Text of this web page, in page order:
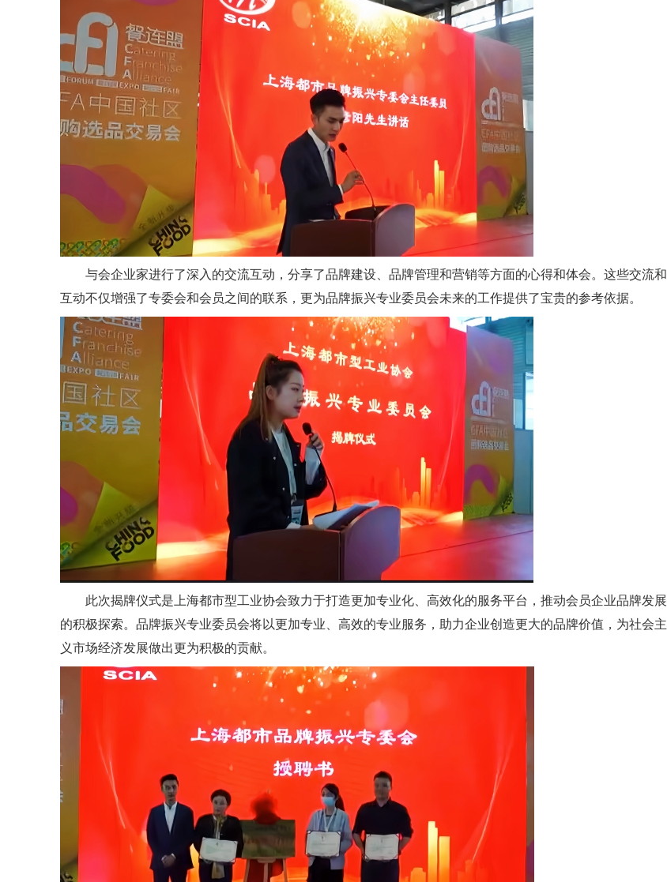
与会企业家进行了深入的交流互动，分享了品牌建设、品牌管理和营销等方面的心得和体会。这些交流和
互动不仅增强了专委会和会员之间的联系，更为品牌振兴专业委员会未来的工作提供了宝贵的参考依据。
此次揭牌仪式是上海都市型工业协会致力于打造更加专业化、高效化的服务平台，推动会员企业品牌发展
的积极探索。品牌振兴专业委员会将以更加专业、高效的专业服务，助力企业创造更大的品牌价值，为社会主
义市场经济发展做出更为积极的贡献。